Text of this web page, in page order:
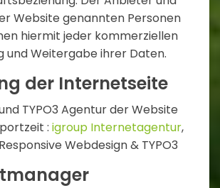
Website genannten Personen
hiermit jeder kommerziellen
und Weitergabe ihrer Daten.
der Internetseite
TYPO3 Agentur der Website
: igroup Internetagentur,
Webdesign & TYPO3